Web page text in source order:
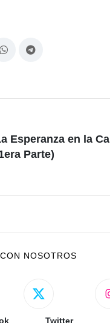
Esperanza en la
Parte)
NOSOTROS
Twitter